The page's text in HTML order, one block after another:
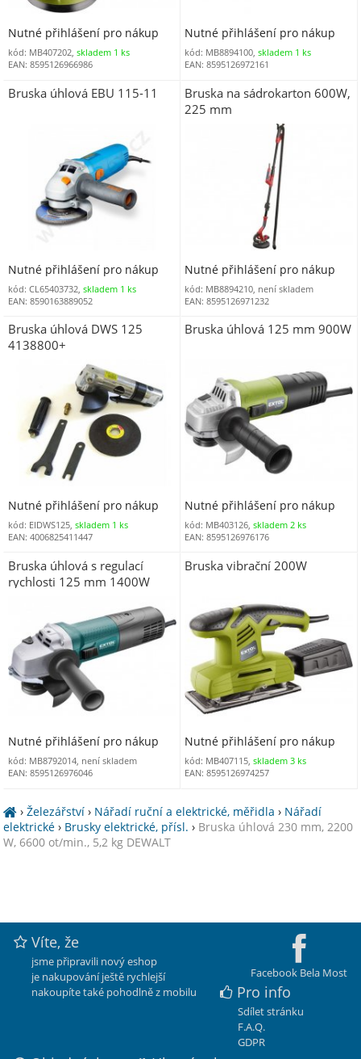
Nutné přihlášení pro nákup
kód: MB407202, skladem 1 ks
EAN: 8595126966986
Nutné přihlášení pro nákup
kód: MB8894100,skladem 1 ks
EAN: 8595126972161
Bruska úhlová EBU 115-11
Nutné přihlášení pro nákup
kód: CL65403732, skladem 1 ks
EAN: 8590163889052
Bruska na sádrokarton 600W,
225 mm
Nutné přihlášení pro nákup
kód: MB8894210, není skladem
EAN: 8595126971232
Bruska úhlová DWS 125
4138800+
Nutné přihlášení pro nákup
kód: EIDWS125, skladem 1 ks
EAN: 4006825411447
Bruska úhlová 125 mm 900W
Nutné přihlášení pro nákup
kód: MB403126,skladem 2 ks
EAN: 8595126976176
Bruska úhlová s regulací
rychlosti 125 mm 1400W
Nutné přihlášení pro nákup
kód: MB8792014, není skladem
EAN: 8595126976046
Bruska vibrační 200W
Nutné přihlášení pro nákup
kód: MB407115,skladem 3 ks
EAN: 8595126974257
›Železářství › Nářadí ruční a elektrické, měřidla › Nářadí
elektrické › Brusky elektrické, přísl. › Bruska úhlová 230 mm, 2200
W, 6600 ot/min., 5,2 kg DEWALT
Facebook Bela Most
Víte, že
jsme připravili nový eshop
je nakupování ještě rychlejší
nakoupíte také pohodlně z mobilu
Pro info
Sdílet stránku
F.A.Q.
GDPR